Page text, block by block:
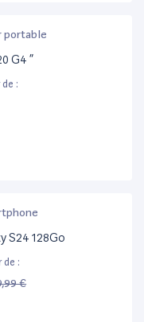
portable
G4 ”
:
S24 128Go
de :
€